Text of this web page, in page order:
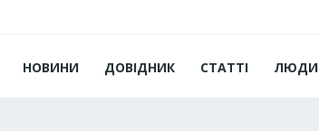
НОВИНИ ДОВІДНИК СТАТТІ ЛЮДИ